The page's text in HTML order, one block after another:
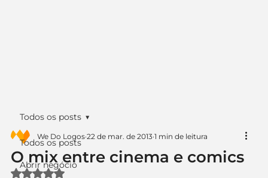
Todos os posts
Abrir negócio
Todos os posts
O mix entre cinema e comics
We Do Logos 22 de mar. de 2013 1 min de leitura
Avaliado com NaN de 5 estrelas.